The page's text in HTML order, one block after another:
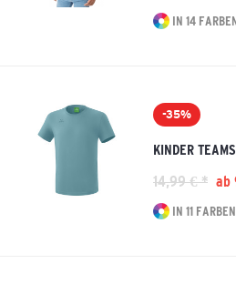
IN 14
-35%
KINDER
14,99 € * ab
IN 11 FARBEN